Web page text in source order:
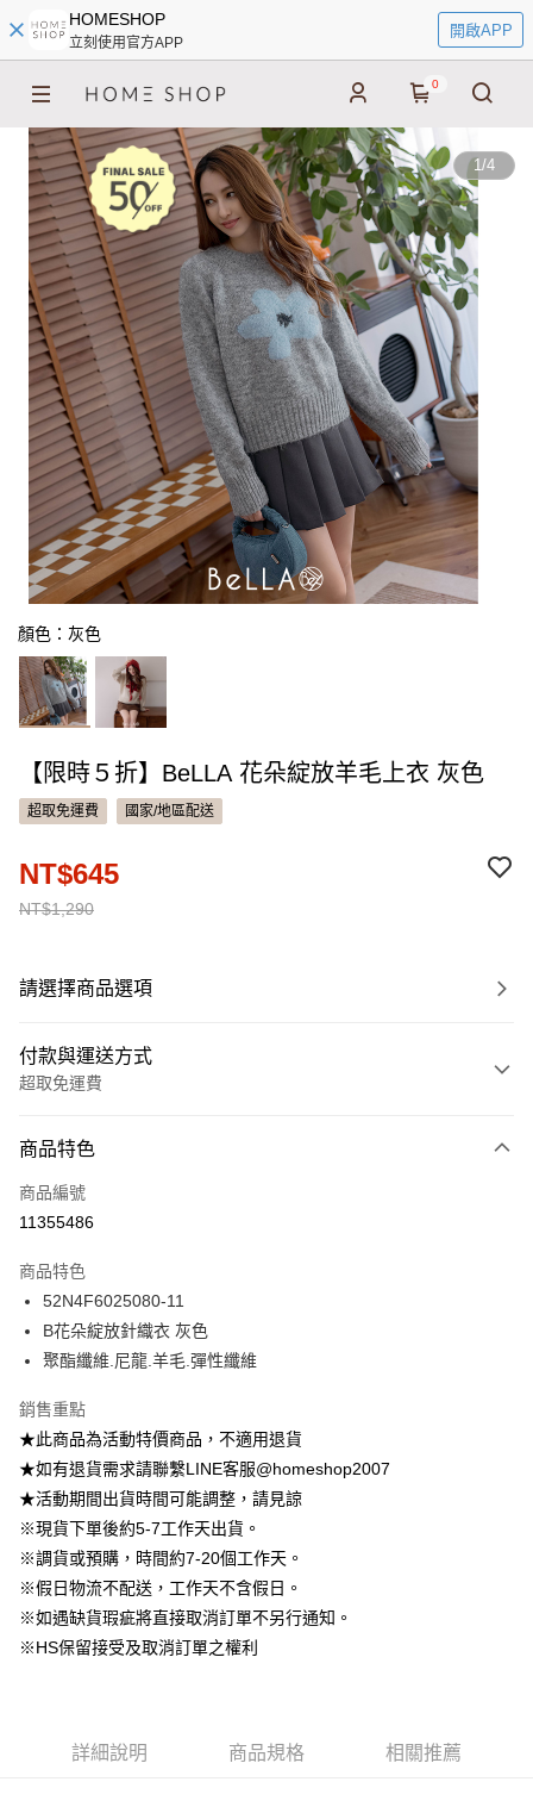
HOMESHOP
立刻使用官方APP
開啟APP
0
1/4
顏色：灰色
【限時５折】BeLLA 花朵綻放羊毛上衣 灰色
超取免運費 國家/地區配送
NT$1,290
NT$645
請選擇商品選項
付款與運送方式
超取免運費
信用卡一次付款
信用卡分期付款
合作金庫商業銀行
華南商業銀行
上海商業儲蓄銀行
國泰世華商業銀行
匯豐（台灣）商業銀行
聯邦商業銀行
遠東國際商業銀行
元大商業銀行
星展（台灣）商業銀行
台新國際商業銀行
中國信託商業銀行
台灣樂天信用卡公司
6 期 0 利率 每期
華南商業銀行
上海商業儲蓄銀行
臺灣中小企業銀行
匯豐（台灣）商業銀行
華泰商業銀行
聯邦商業銀行
遠東國際商業銀行
元大商業銀行
永豐商業銀行
玉山商業銀行
台灣樂天信用卡公司
合作金庫商業銀行
上海商業儲蓄銀行
國泰世華商業銀行
兆豐國際商業銀行
臺灣中小企業銀行
台中商業銀行
匯豐（台灣）商業銀行
華泰商業銀行
聯邦商業銀行
遠東國際商業銀行
元大商業銀行
玉山商業銀行
星展（台灣）商業銀行
台新國際商業銀行
台灣樂天信用卡公司
24 期 0 利率 每期 NT$26
華南商業銀行
上海商業儲蓄銀行
台北富邦商業銀行
兆豐國際商業銀行
臺灣中小企業銀行
台中商業銀行
匯豐（台灣）商業銀行
華泰商業銀行
聯邦商業銀行
遠東國際商業銀行
永豐商業銀行
玉山商業銀行
星展（台灣）商業銀行
台新國際商業銀行
中國信託商業銀行
台灣樂天信用卡公司
Apple Pay
街口支付
悠遊付
大哥付你分期
相關說明
【大哥付你分期使用說明】
1.本服務由台灣大哥大提供，台灣大哥大用戶可立即使用無須另外申請。
4.訂單成立30分鐘內，如未前往確認交易或遇審核未通過，訂單將自動取
AFTEE先享後付
便利好安心！
１．簡單：不需註冊會員、不需綁卡、不需儲值。
商品特色
商品編號
11355486
商品特色
52N4F6025080-11
B花朵綻放針織衣 灰色
聚酯纖維.尼龍.羊毛.彈性纖維
銷售重點
★此商品為活動特價商品，不適用退貨
★如有退貨需求請聯繫LINE客服@homeshop2007
★活動期間出貨時間可能調整，請見諒
※現貨下單後約5-7工作天出貨。
※調貨或預購，時間約7-20個工作天。
※假日物流不配送，工作天不含假日。
※如遇缺貨瑕疵將直接取消訂單不另行通知。
※HS保留接受及取消訂單之權利
詳細說明 商品規格 相關推薦